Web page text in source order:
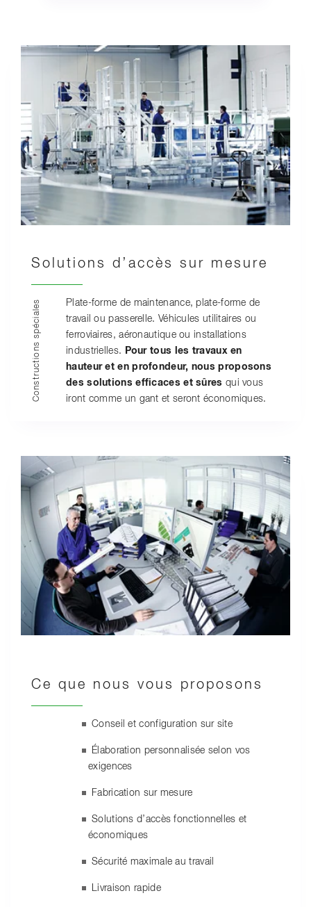
Solutions d’accès sur mesure
Constructions spéciales
Plate-forme de maintenance, plate-forme de
travail ou passerelle. Véhicules utilitaires ou
ferroviaires, aéronautique ou installations
industrielles. Pour tous les travaux en
hauteur et en profondeur, nous proposons
des solutions efficaces et sûres qui vous
iront comme un gant et seront économiques.
Ce que nous vous proposons
Conseil et configuration sur site
Élaboration personnalisée selon vos
exigences
Fabrication sur mesure
Solutions d’accès fonctionnelles et
économiques
Sécurité maximale au travail
Livraison rapide